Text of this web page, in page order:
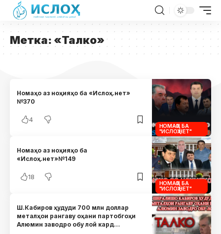
Метка: «Талко»
НОМАҲО БА
"ИСЛОҲ.НЕТ"
Номаҳо аз ноҳияҳо ба «Ислоҳ.нет»
№370
4
НОМАҲО БА
"ИСЛОҲ.НЕТ"
Номаҳо аз ноҳияҳо ба
«Ислоҳ.нет»№149
18
Ш.Кабиров ҳудуди 700 млн доллар
металҳои рангаву оҳани партобгоҳи
Алюмин заводро обу лой кард…